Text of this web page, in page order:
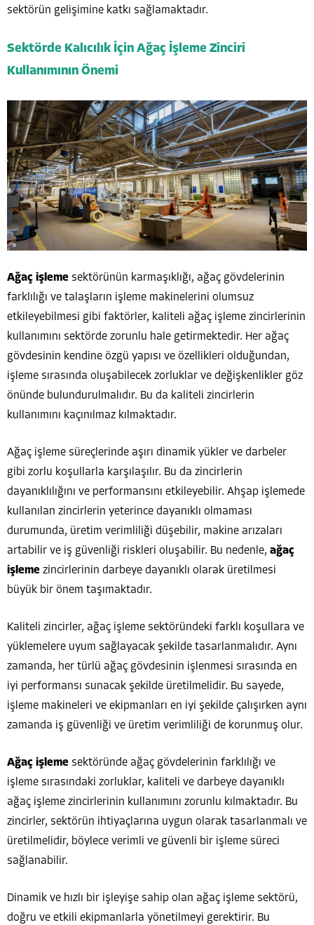
sektörün gelişimine katkı sağlamaktadır.
Sektörde Kalıcılık İçin Ağaç İşleme Zinciri
Kullanımının Önemi
Ağaç işleme sektörünün karmaşıklığı, ağaç gövdelerinin
farklılığı ve talaşların işleme makinelerini olumsuz
etkileyebilmesi gibi faktörler, kaliteli ağaç işleme zincirlerinin
kullanımını sektörde zorunlu hale getirmektedir. Her ağaç
gövdesinin kendine özgü yapısı ve özellikleri olduğundan,
işleme sırasında oluşabilecek zorluklar ve değişkenlikler göz
önünde bulundurulmalıdır. Bu da kaliteli zincirlerin
kullanımını kaçınılmaz kılmaktadır.
Ağaç işleme süreçlerinde aşırı dinamik yükler ve darbeler
gibi zorlu koşullarla karşılaşılır. Bu da zincirlerin
dayanıklılığını ve performansını etkileyebilir. Ahşap işlemede
kullanılan zincirlerin yeterince dayanıklı olmaması
durumunda, üretim verimliliği düşebilir, makine arızaları
artabilir ve iş güvenliği riskleri oluşabilir. Bu nedenle, ağaç
işleme zincirlerinin darbeye dayanıklı olarak üretilmesi
büyük bir önem taşımaktadır.
Kaliteli zincirler, ağaç işleme sektöründeki farklı koşullara ve
yüklemelere uyum sağlayacak şekilde tasarlanmalıdır. Aynı
zamanda, her türlü ağaç gövdesinin işlenmesi sırasında en
iyi performansı sunacak şekilde üretilmelidir. Bu sayede,
işleme makineleri ve ekipmanları en iyi şekilde çalışırken aynı
zamanda iş güvenliği ve üretim verimliliği de korunmuş olur.
Ağaç işleme sektöründe ağaç gövdelerinin farklılığı ve
işleme sırasındaki zorluklar, kaliteli ve darbeye dayanıklı
ağaç işleme zincirlerinin kullanımını zorunlu kılmaktadır. Bu
zincirler, sektörün ihtiyaçlarına uygun olarak tasarlanmalı ve
üretilmelidir, böylece verimli ve güvenli bir işleme süreci
sağlanabilir.
Dinamik ve hızlı bir işleyişe sahip olan ağaç işleme sektörü,
doğru ve etkili ekipmanlarla yönetilmeyi gerektirir. Bu